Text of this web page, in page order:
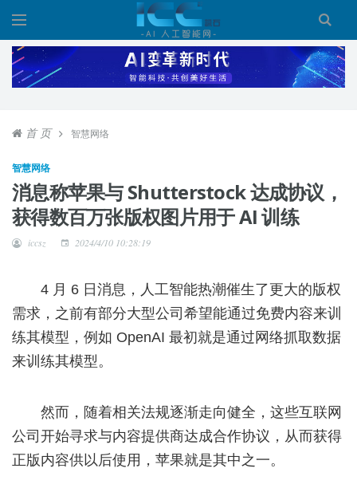
首 页 智慧网络
智慧网络
消息称苹果与 Shutterstock 达成协议，
获得数百万张版权图片用于 AI 训练
iccsz 2024/4/10 10:28:19
4 月 6 日消息，人工智能热潮催生了更大的版权
需求，之前有部分大型公司希望能通过免费内容来训
练其模型，例如 OpenAI 最初就是通过网络抓取数据
来训练其模型。
然而，随着相关法规逐渐走向健全，这些互联网
公司开始寻求与内容提供商达成合作协议，从而获得
正版内容供以后使用，苹果就是其中之一。